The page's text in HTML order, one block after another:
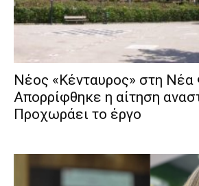
Νέος «Κένταυρος» στη Νέα
Απορρίφθηκε η αίτηση
Προχωράει το έργο